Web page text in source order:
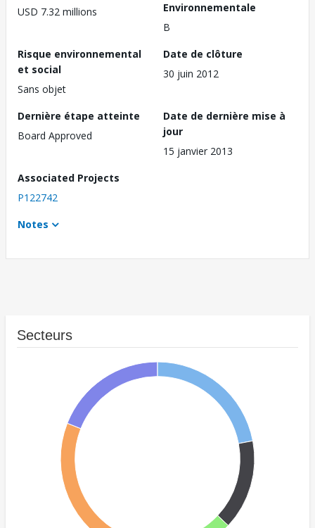
USD 7.32 millions
Environnementale
B
Risque environnemental
et social
Sans objet
Date de clôture
30 juin 2012
Dernière étape atteinte
Board Approved
Date de dernière mise à
jour
15 janvier 2013
Associated Projects
P122742
Notes
Secteurs